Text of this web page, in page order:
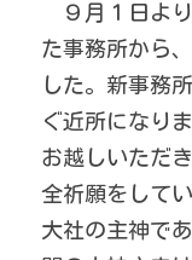
９月１日より
た事務所から
した。新事務
ぐ近所になり
お越しいただ
全祈願をして
大社の主神で